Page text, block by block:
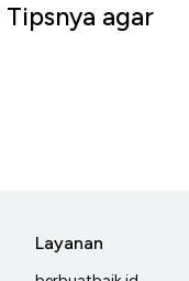
Tipsnya agar
Layanan